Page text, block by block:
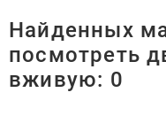
Найденных
посмотреть
вживую: 0